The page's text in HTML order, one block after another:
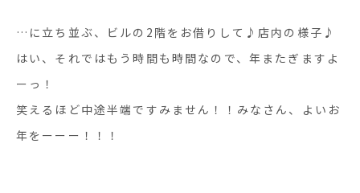
…に立ち並ぶ、ビルの2階をお借りして♪店内の様子♪
はい、それではもう時間も時間なので、年またぎますよ
ーっ！
笑えるほど中途半端ですみません！！みなさん、よいお
年をーーー！！！